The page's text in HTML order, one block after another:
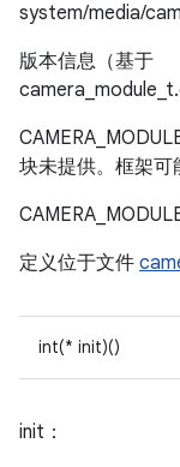
system/media/
版本信息（基于
块未提供。框架可
定义位于文件
int(* init)()
init：